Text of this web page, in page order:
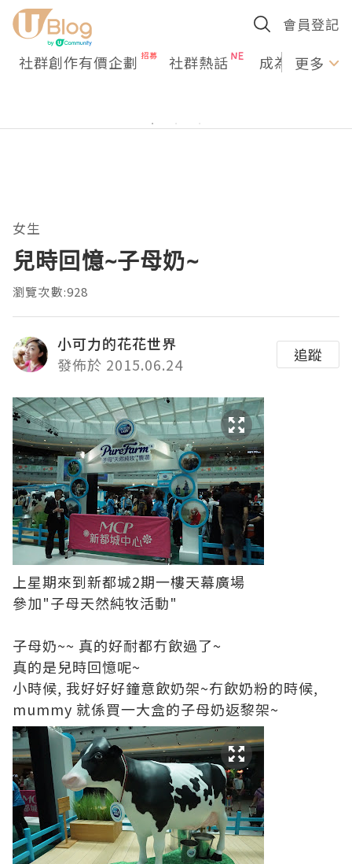
會員登記
社群創作有價企劃 社群熱話 成為U更多
女生
兒時回憶~子母奶~
瀏覽次數:928
小可力的花花世界
發佈於 2015.06.24
追蹤
上星期來到新都城2期一樓天幕廣場
參加"子母天然純牧活動"
子母奶~~ 真的好耐都冇飲過了~
真的是兒時回憶呢~
小時候, 我好好好鐘意飲奶架~冇飲奶粉的時候,
mummy 就係買一大盒的子母奶返黎架~